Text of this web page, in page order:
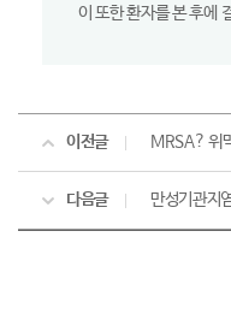
이 또한 환자를 본 후에
이전글 MRSA? 위
다음글 만성기관지